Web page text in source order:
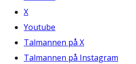
X
Youtube
Talmannen på X
Talmannen på Instagram